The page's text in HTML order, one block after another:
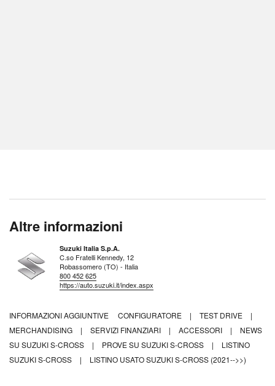
Altre informazioni
Suzuki Italia S.p.A.
C.so Fratelli Kennedy, 12
Robassomero (TO) - Italia
800 452 625
https://auto.suzuki.it/index.aspx
INFORMAZIONI AGGIUNTIVE CONFIGURATORE | TEST DRIVE
|
MERCHANDISING
| SERVIZI FINANZIARI | ACCESSORI |
NEWS
SU SUZUKI S-CROSS
| PROVE SU SUZUKI S-CROSS |
LISTINO
SUZUKI S-CROSS
| LISTINO USATO SUZUKI S-CROSS (2021-->>)